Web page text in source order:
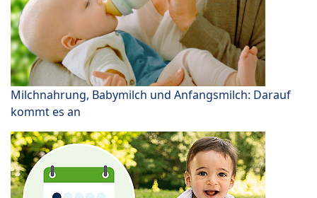
Milchnahrung, Babymilch und Anfangsmilch: Darauf
kommt es an